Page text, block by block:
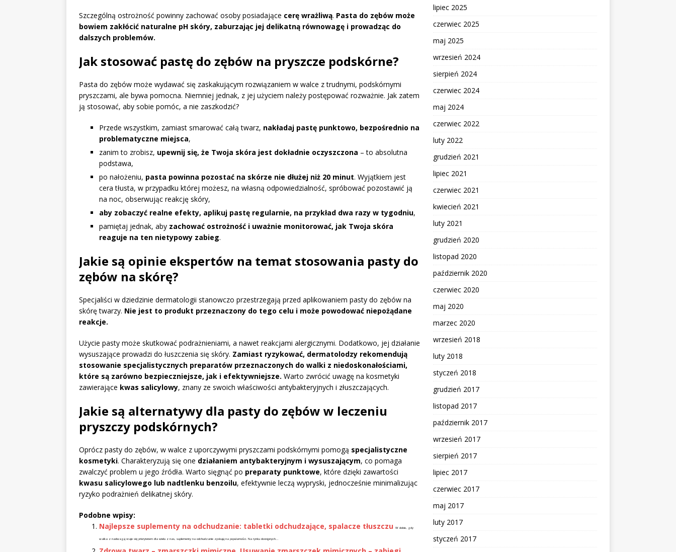
Szczególną ostrożność powinny zachować osoby posiadające cerę wrażliwą. Pasta do zębów może
bowiem zakłócić naturalne pH skóry, zaburzając jej delikatną równowagę i prowadząc do
dalszych problemów.
Jak stosować pastę do zębów na pryszcze podskórne?
Pasta do zębów może wydawać się zaskakującym rozwiązaniem w walce z trudnymi, podskórnymi
pryszczami, ale bywa pomocna. Niemniej jednak, z jej użyciem należy postępować rozważnie. Jak zatem
ją stosować, aby sobie pomóc, a nie zaszkodzić?
Przede wszystkim, zamiast smarować całą twarz, nakładaj pastę punktowo, bezpośrednio na
problematyczne miejsca,
zanim to zrobisz, upewnij się, że Twoja skóra jest dokładnie oczyszczona – to absolutna
podstawa,
po nałożeniu, pasta powinna pozostać na skórze nie dłużej niż 20 minut. Wyjątkiem jest
cera tłusta, w przypadku której możesz, na własną odpowiedzialność, spróbować pozostawić ją
na noc, obserwując reakcję skóry,
aby zobaczyć realne efekty, aplikuj pastę regularnie, na przykład dwa razy w tygodniu,
pamiętaj jednak, aby zachować ostrożność i uważnie monitorować, jak Twoja skóra
reaguje na ten nietypowy zabieg.
Jakie są opinie ekspertów na temat stosowania pasty do
zębów na skórę?
Specjaliści w dziedzinie dermatologii stanowczo przestrzegają przed aplikowaniem pasty do zębów na
skórę twarzy. Nie jest to produkt przeznaczony do tego celu i może powodować niepożądane
reakcje.
Użycie pasty może skutkować podrażnieniami, a nawet reakcjami alergicznymi. Dodatkowo, jej działanie
wysuszające prowadzi do łuszczenia się skóry. Zamiast ryzykować, dermatolodzy rekomendują
stosowanie specjalistycznych preparatów przeznaczonych do walki z niedoskonałościami,
które są zarówno bezpieczniejsze, jak i efektywniejsze. Warto zwrócić uwagę na kosmetyki
zawierające kwas salicylowy, znany ze swoich właściwości antybakteryjnych i złuszczających.
Jakie są alternatywy dla pasty do zębów w leczeniu
pryszczy podskórnych?
Oprócz pasty do zębów, w walce z uporczywymi pryszczami podskórnymi pomogą specjalistyczne
kosmetyki. Charakteryzują się one działaniem antybakteryjnym i wysuszającym, co pomaga
zwalczyć problem u jego źródła. Warto sięgnąć po preparaty punktowe, które dzięki zawartości
kwasu salicylowego lub nadtlenku benzoilu, efektywnie leczą wypryski, jednocześnie minimalizując
ryzyko podrażnień delikatnej skóry.
Podobne wpisy:
Najlepsze suplementy na odchudzanie: tabletki odchudzające, spalacze tłuszczu
W dobie, gdy
walka z nadwagą staje się priorytetem dla wielu z nas, suplementy na odchudzanie zyskują na popularności. Na rynku dostępnych...
lipiec 2025
czerwiec 2025
maj 2025
wrzesień 2024
sierpień 2024
czerwiec 2024
maj 2024
czerwiec 2022
luty 2022
grudzień 2021
lipiec 2021
czerwiec 2021
kwiecień 2021
luty 2021
grudzień 2020
listopad 2020
październik 2020
czerwiec 2020
maj 2020
marzec 2020
wrzesień 2018
luty 2018
styczeń 2018
grudzień 2017
listopad 2017
październik 2017
wrzesień 2017
sierpień 2017
lipiec 2017
czerwiec 2017
maj 2017
luty 2017
styczeń 2017